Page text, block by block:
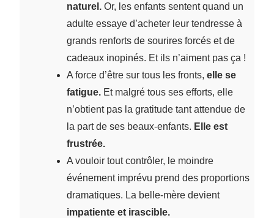
naturel.Or, les enfants sentent quand un
adulte essaye d’acheter leur tendresse à
grands renforts de sourires forcés et de
cadeaux inopinés. Et ils n’aiment pas ça !
A force d’être sur tous les fronts, elle se
fatigue.Et malgré tous ses efforts, elle
n’obtient pas la gratitude tant attendue de
la part de ses beaux-enfants. Elle est
frustrée.
A vouloir tout contrôler, le moindre
événement imprévu prend des proportions
dramatiques. La belle-mère devient
impatiente et irascible.